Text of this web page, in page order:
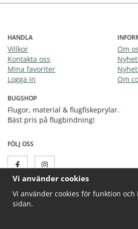
HANDLA
Villkor
Kontakta oss
Mina favoriter
Logga in
Om
Om
BUGSHOP
Flugor, material & flugfiskeprylar.
Bäst pris på flugbindning!
FÖLJ OSS
Vi använder cookies
Vi använder cookies för funktion
sidan.